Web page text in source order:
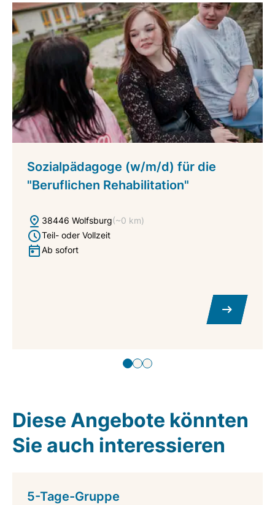
Sozialpädagoge (w/m/d) für die
"Beruflichen Rehabilitation"
38446 Wolfsburg(~0 km)
Teil- oder Vollzeit
Ab sofort
Diese Angebote könnten
Sie auch interessieren
5-Tage-Gruppe